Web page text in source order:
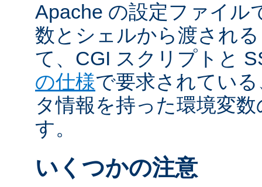
Apache の設定ファイル
数とシェルから渡され
て、CGI スクリプトと
の仕様で要求されてい
タ情報を持った環境変
す。
いくつかの注意